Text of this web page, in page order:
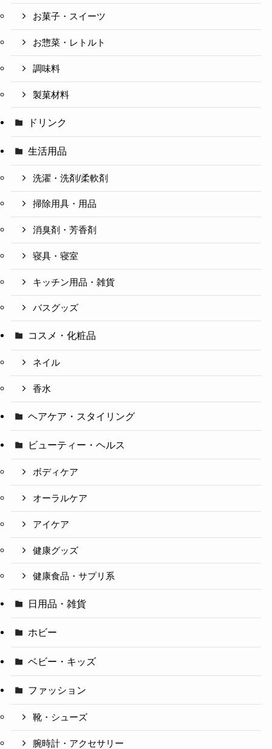
お菓子・スイーツ
お惣菜・レトルト
調味料
製菓材料
ドリンク
生活用品
洗濯・洗剤/柔軟剤
掃除用具・用品
消臭剤・芳香剤
寝具・寝室
キッチン用品・雑貨
バスグッズ
コスメ・化粧品
ネイル
香水
ヘアケア・スタイリング
ビューティー・ヘルス
ボディケア
オーラルケア
アイケア
健康グッズ
健康食品・サプリ系
日用品・雑貨
ホビー
ベビー・キッズ
ファッション
靴・シューズ
腕時計・アクセサリー